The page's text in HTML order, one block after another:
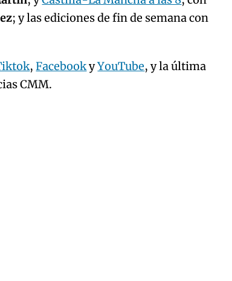
; y las ediciones de fin de semana con
,FacebookyYouTube, y la última
CMM.